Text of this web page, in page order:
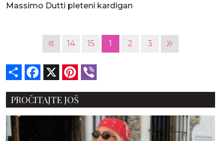
Massimo Dutti pleteni kardigan
« 14 15 1 2 3 »
Share Facebook Pinterest
PROČITAJTE JOŠ